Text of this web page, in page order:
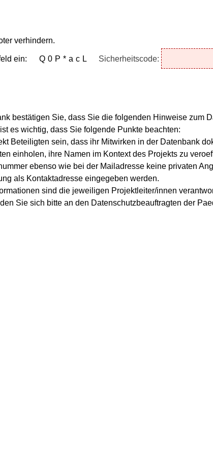
verhindern.
ein: Q0P*acL Sicherheitscode:
bestätigen Sie, dass Sie die folgenden Hinweise zum
es wichtig, dass Sie folgende Punkte beachten:
Beteiligten sein, dass ihr Mitwirken in der Datenbank
einholen, ihre Namen im Kontext des Projekts zu
ebenso wie bei der Mailadresse keine privaten
als Kontaktadresse eingegeben werden.
sind die jeweiligen Projektleiter/innen
Sie sich bitte an den Datenschutzbeauftragten der